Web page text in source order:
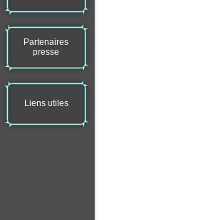
Partenaires
presse
Liens utiles